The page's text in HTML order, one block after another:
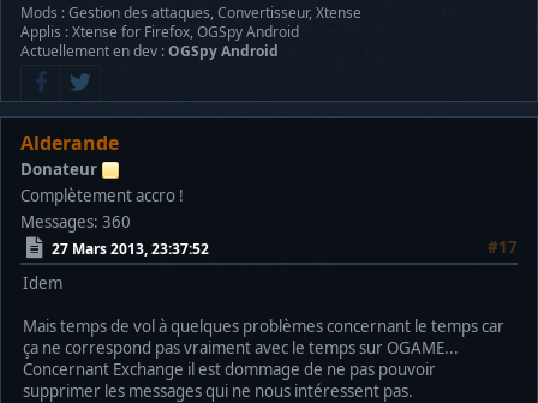
Mods : Gestion des attaques, Convertisseur, Xtense
Applis : Xtense for Firefox, OGSpy Android
Actuellement en dev :OGSpy Android
Alderande
Donateur
Complètement accro !
Messages: 360
27 Mars 2013, 23:37:52
#17
Idem
Mais temps de vol à quelques problèmes concernant le temps car
ça ne correspond pas vraiment avec le temps sur OGAME...
Concernant Exchange il est dommage de ne pas pouvoir
supprimer les messages qui ne nous intéressent pas.